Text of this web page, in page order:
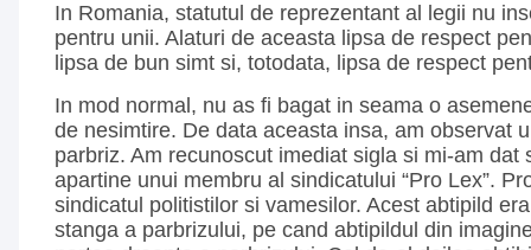
In Romania, statutul de reprezentant al legii nu
pentru unii. Alaturi de aceasta lipsa de respect
lipsa de bun simt si, totodata, lipsa de respect
In mod normal, nu as fi bagat in seama o
de nesimtire. De data aceasta insa, am observat
parbriz. Am recunoscut imediat sigla si mi-am dat
apartine unui membru al sindicatului “Pro Lex”.
sindicatul politistilor si vamesilor. Acest abtipild
stanga a parbrizului, pe cand abtipildul din